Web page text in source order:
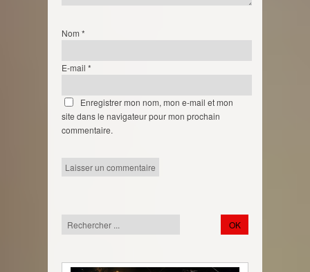
Nom *
E-mail *
Enregistrer mon nom, mon e-mail et mon
site dans le navigateur pour mon prochain
commentaire.